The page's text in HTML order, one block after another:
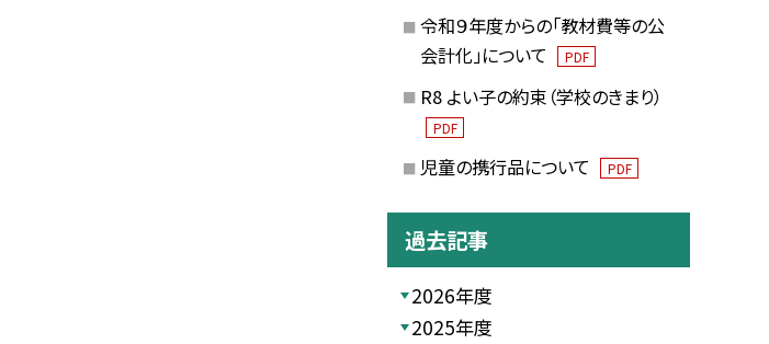
令和９年度からの「教材費等の公
会計化」について
PDF
R8 よい子の約束（学校のきまり）
PDF
児童の携行品について PDF
過去記事
2026年度
2025年度